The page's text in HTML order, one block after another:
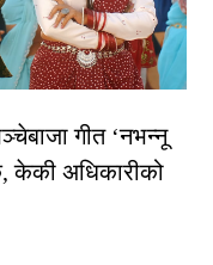
गीत ‘नभन्नू
केकी अधिकारीको